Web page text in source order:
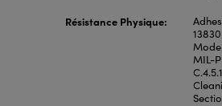
Résistance Physique:
MIL-